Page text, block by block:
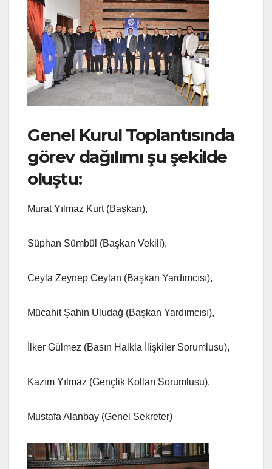
Genel Kurul Toplantısında
görev dağılımı şu şekilde
oluştu:
Murat Yılmaz Kurt (Başkan),
Süphan Sümbül (Başkan Vekili),
Ceyla Zeynep Ceylan (Başkan Yardımcısı),
Mücahit Şahin Uludağ (Başkan Yardımcısı),
İlker Gülmez (Basın Halkla İlişkiler Sorumlusu),
Kazım Yılmaz (Gençlik Kolları Sorumlusu),
Mustafa Alanbay (Genel Sekreter)